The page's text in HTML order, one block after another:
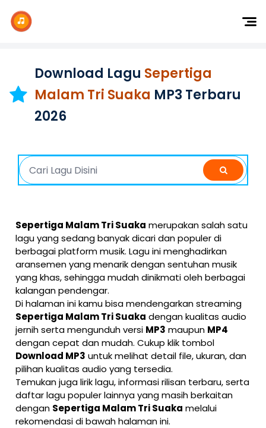
Dangdut
K-Pop
Download Lagu Sepertiga
Malam Tri Suaka MP3 Terbaru
2026
Sepertiga Malam Tri Suaka merupakan salah satu
lagu yang sedang banyak dicari dan populer di
berbagai platform musik. Lagu ini menghadirkan
aransemen yang menarik dengan sentuhan musik
yang khas, sehingga mudah dinikmati oleh berbagai
kalangan pendengar.
Di halaman ini kamu bisa mendengarkan streaming
Sepertiga Malam Tri Suaka dengan kualitas audio
jernih serta mengunduh versi MP3 maupun MP4
dengan cepat dan mudah. Cukup klik tombol
Download MP3 untuk melihat detail file, ukuran, dan
pilihan kualitas audio yang tersedia.
Temukan juga lirik lagu, informasi rilisan terbaru, serta
daftar lagu populer lainnya yang masih berkaitan
dengan Sepertiga Malam Tri Suaka melalui
rekomendasi di bawah halaman ini.